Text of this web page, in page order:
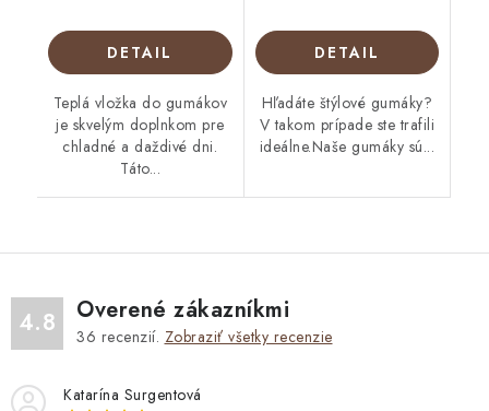
DETAIL
Teplá vložka do gumákov
je skvelým doplnkom pre
chladné a daždivé dni.
Táto...
DETAIL
Hľadáte štýlové gumáky?
V takom prípade ste trafili
ideálne.Naše gumáky sú...
4.8 Overené zákazníkmi
36 recenzií. Zobraziť všetky recenzie
Katarína Surgentová